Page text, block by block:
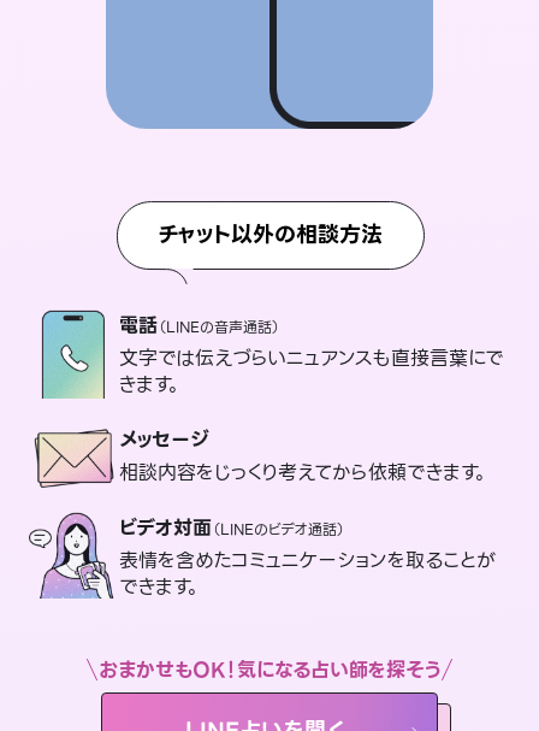
チャット以外の相談方法
電話（LINEの音声通話）
文字では伝えづらいニュアンスも直接言葉にで
きます。
メッセージ
相談内容をじっくり考えてから依頼できます。
ビデオ対面（LINEのビデオ通話）
表情を含めたコミュニケーションを取ることが
できます。
おまかせもOK！気になる占い師を探そう